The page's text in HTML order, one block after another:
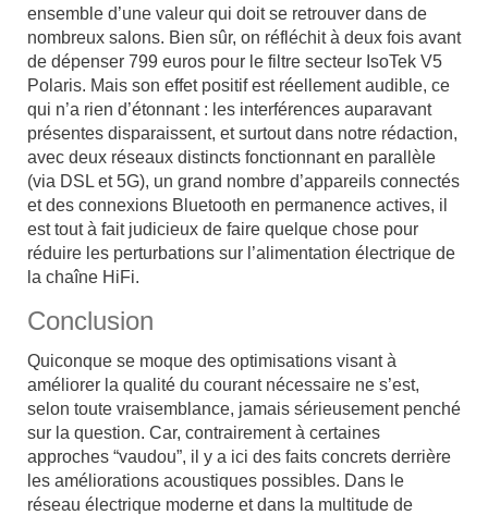
ensemble d’une valeur qui doit se retrouver dans de
nombreux salons. Bien sûr, on réfléchit à deux fois avant
de dépenser 799 euros pour le filtre secteur IsoTek V5
Polaris. Mais son effet positif est réellement audible, ce
qui n’a rien d’étonnant : les interférences auparavant
présentes disparaissent, et surtout dans notre rédaction,
avec deux réseaux distincts fonctionnant en parallèle
(via DSL et 5G), un grand nombre d’appareils connectés
et des connexions Bluetooth en permanence actives, il
est tout à fait judicieux de faire quelque chose pour
réduire les perturbations sur l’alimentation électrique de
la chaîne HiFi.
Conclusion
Quiconque se moque des optimisations visant à
améliorer la qualité du courant nécessaire ne s’est,
selon toute vraisemblance, jamais sérieusement penché
sur la question. Car, contrairement à certaines
approches “vaudou”, il y a ici des faits concrets derrière
les améliorations acoustiques possibles. Dans le
réseau électrique moderne et dans la multitude de